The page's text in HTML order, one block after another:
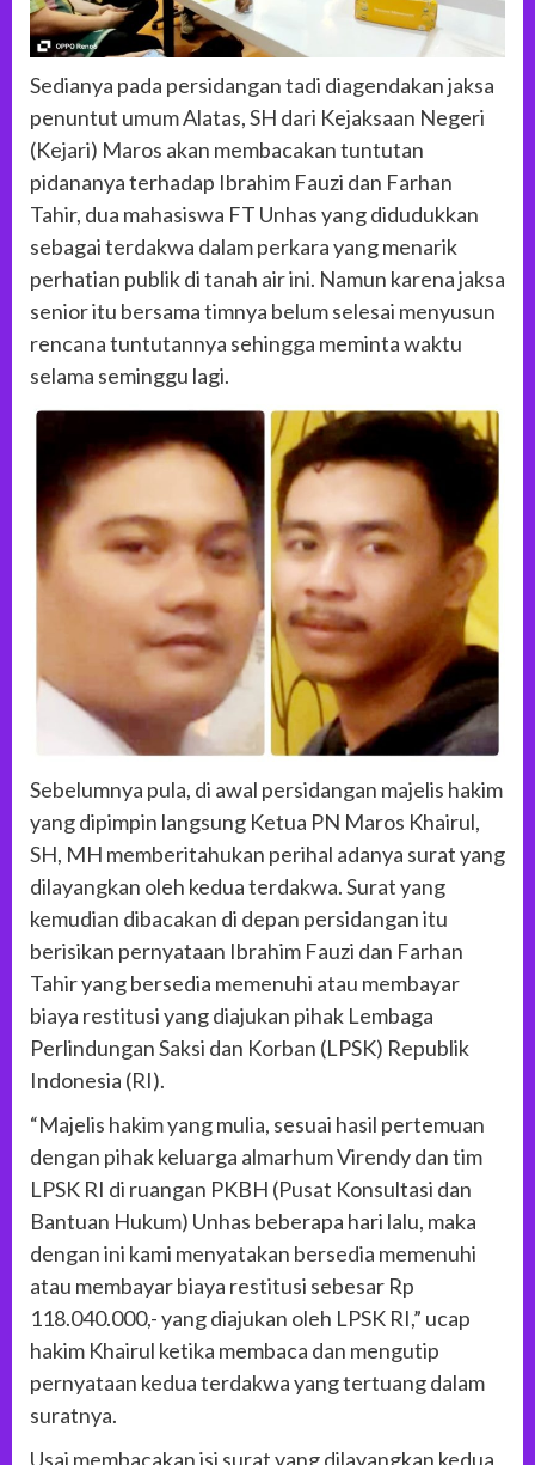
Sedianya pada persidangan tadi diagendakan jaksa
penuntut umum Alatas, SH dari Kejaksaan Negeri
(Kejari) Maros akan membacakan tuntutan
pidananya terhadap Ibrahim Fauzi dan Farhan
Tahir, dua mahasiswa FT Unhas yang didudukkan
sebagai terdakwa dalam perkara yang menarik
perhatian publik di tanah air ini. Namun karena jaksa
senior itu bersama timnya belum selesai menyusun
rencana tuntutannya sehingga meminta waktu
selama seminggu lagi.
Sebelumnya pula, di awal persidangan majelis hakim
yang dipimpin langsung Ketua PN Maros Khairul,
SH, MH memberitahukan perihal adanya surat yang
dilayangkan oleh kedua terdakwa. Surat yang
kemudian dibacakan di depan persidangan itu
berisikan pernyataan Ibrahim Fauzi dan Farhan
Tahir yang bersedia memenuhi atau membayar
biaya restitusi yang diajukan pihak Lembaga
Perlindungan Saksi dan Korban (LPSK) Republik
Indonesia (RI).
“Majelis hakim yang mulia, sesuai hasil pertemuan
dengan pihak keluarga almarhum Virendy dan tim
LPSK RI di ruangan PKBH (Pusat Konsultasi dan
Bantuan Hukum) Unhas beberapa hari lalu, maka
dengan ini kami menyatakan bersedia memenuhi
atau membayar biaya restitusi sebesar Rp
118.040.000,- yang diajukan oleh LPSK RI,” ucap
hakim Khairul ketika membaca dan mengutip
pernyataan kedua terdakwa yang tertuang dalam
suratnya.
Usai membacakan isi surat yang dilayangkan kedua